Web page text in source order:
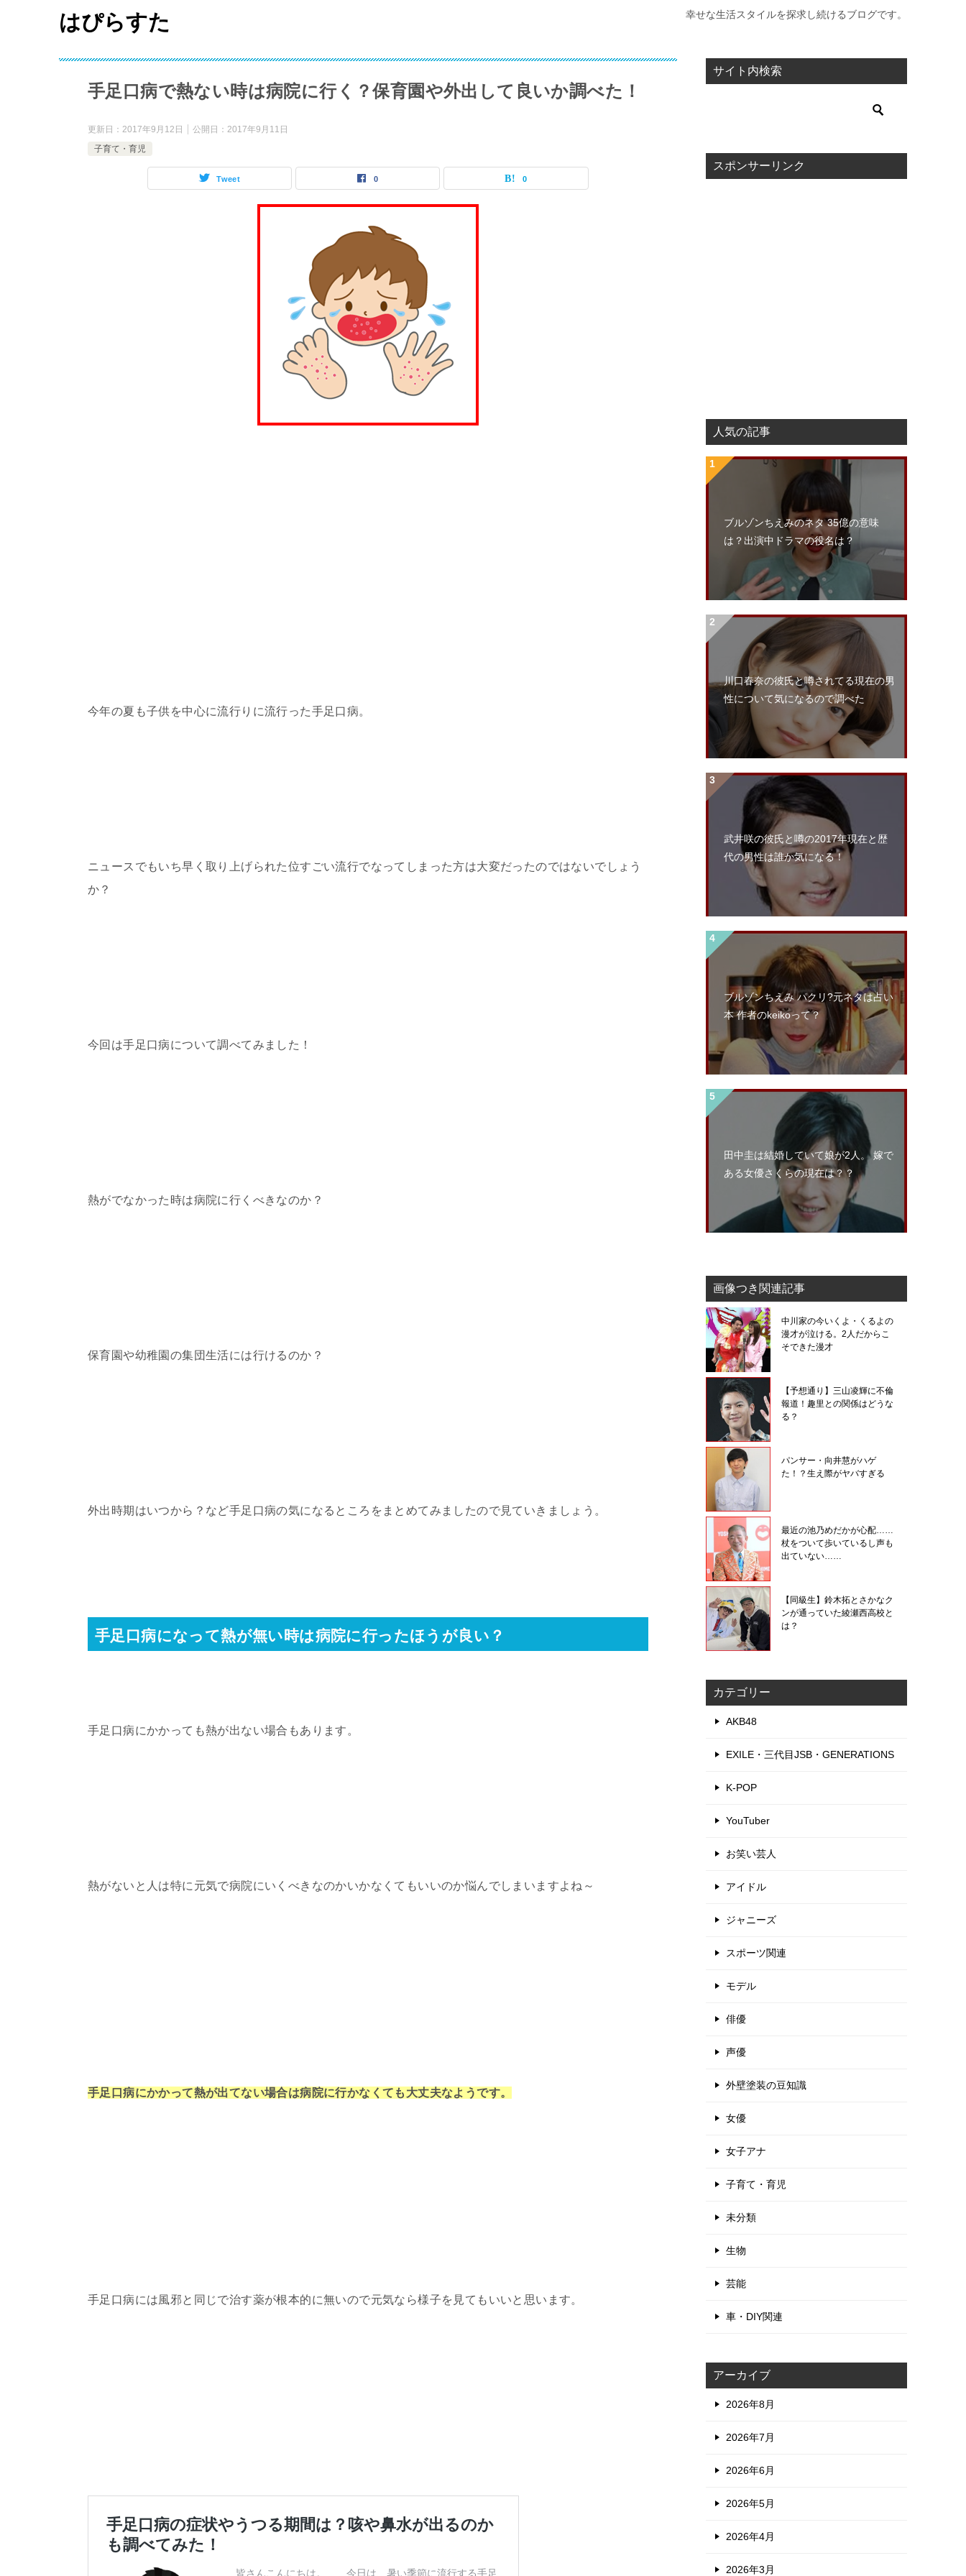
はぴらすた 幸せな生活スタイルを探求し続けるブログです。
手足口病で熱ない時は病院に行く？保育園や外出して良いか調べた！
更新日： 2017年9月12日 公開日： 2017年9月11日
子育て・育児
Tweet 0 0
今年の夏も子供を中心に流行りに流行った手足口病。
ニュースでもいち早く取り上げられた位すごい流行でなってしまった方は大変だったのではないでしょう
か？
今回は手足口病について調べてみました！
熱がでなかった時は病院に行くべきなのか？
保育園や幼稚園の集団生活には行けるのか？
外出時期はいつから？など手足口病の気になるところをまとめてみましたので見ていきましょう。
手足口病になって熱が無い時は病院に行ったほうが良い？
手足口病にかかっても熱が出ない場合もあります。
熱がないと人は特に元気で病院にいくべきなのかいかなくてもいいのか悩んでしまいますよね～
手足口病にかかって熱が出てない場合は病院に行かなくても大丈夫なようです。
手足口病には風邪と同じで治す薬が根本的に無いので元気なら様子を見てもいいと思います。
サイト内検索
スポンサーリンク
人気の記事
ブルゾンちえみのネタ 35億の意味
は？出演中ドラマの役名は？
川口春奈の彼氏と噂されてる現在の男
性について気になるので調べた
武井咲の彼氏と噂の2017年現在と歴
代の男性は誰か気になる！
ブルゾンちえみ パクリ?元ネタは占い
本 作者のkeikoって？
田中圭は結婚していて娘が2人。 嫁で
ある女優さくらの現在は？？
画像つき関連記事
中川家の今いくよ・くるよの
漫才が泣ける。2人だからこ
そできた漫才
【予想通り】三山凌輝に不倫
報道！趣里との関係はどうな
る？
パンサー・向井慧がハゲ
た！？生え際がヤバすぎる
最近の池乃めだかが心配……
杖をついて歩いているし声も
出ていない……
【同級生】鈴木拓とさかなク
ンが通っていた綾瀬西高校と
は？
カテゴリー
AKB48
EXILE・三代目JSB・GENERATIONS
K-POP
YouTuber
お笑い芸人
アイドル
ジャニーズ
スポーツ関連
モデル
俳優
声優
外壁塗装の豆知識
女優
女子アナ
子育て・育児
未分類
生物
芸能
車・DIY関連
アーカイブ
2026年8月
2026年7月
2026年6月
2026年5月
2026年4月
2026年3月